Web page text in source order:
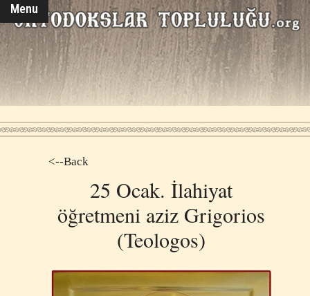
Menu
<--Back
25 Ocak. İlahiyat
öğretmeni aziz Grigorios
(Teologos)